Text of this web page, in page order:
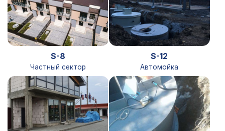
S-8
Частный сектор
S-12
Автомойка